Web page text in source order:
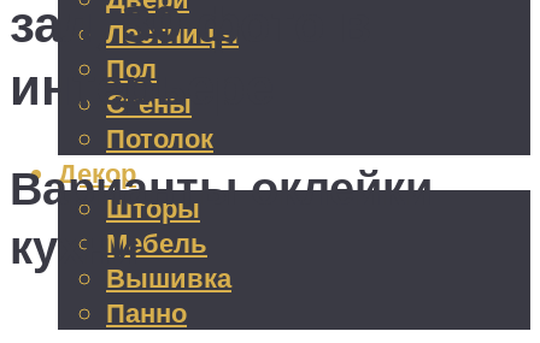
Лестницы
Пол
Стены
Потолок
Декор
Шторы
Мебель
Вышивка
Панно
зал, 30 фото в
интерьере
Варианты оклейки
кухни